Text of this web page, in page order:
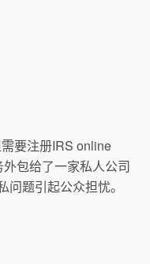
要注册IRS online
包给了一家私人公司
题引起公众担忧。